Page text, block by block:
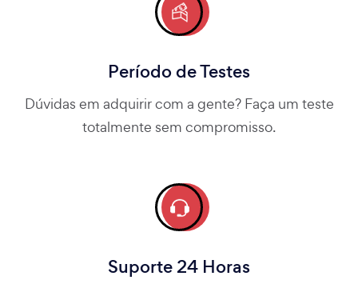
Período de Testes
Dúvidas em adquirir com a gente? Faça um teste
totalmente sem compromisso.
Suporte 24 Horas